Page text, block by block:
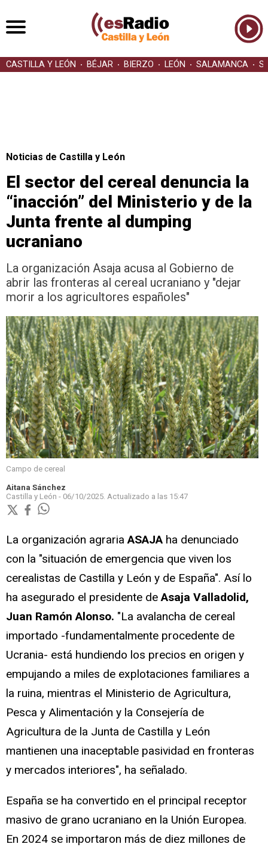
CASTILLA Y LEÓN BÉJAR BIERZO LEÓN SALAMANCA
Noticias de Castilla y León
El sector del cereal denuncia la
“inacción” del Ministerio y de la
Junta frente al dumping
ucraniano
La organización Asaja acusa al Gobierno de
abrir las fronteras al cereal ucraniano y "dejar
morir a los agricultores españoles"
Campo de cereal
Aitana Sánchez
Castilla y León - 06/10/2025. Actualizado a las 15:47
La organización agraria ASAJA ha denunciado
con la "situación de emergencia que viven los
cerealistas de Castilla y León y de España". Así lo
ha asegurado el presidente de Asaja Valladolid,
Juan Ramón Alonso. "La avalancha de cereal
importado -fundamentalmente procedente de
Ucrania- está hundiendo los precios en origen y
empujando a miles de explotaciones familiares a
la ruina, mientras el Ministerio de Agricultura,
Pesca y Alimentación y la Consejería de
Agricultura de la Junta de Castilla y León
mantienen una inaceptable pasividad en fronteras
y mercados interiores", ha señalado.
España se ha convertido en el principal receptor
masivo de grano ucraniano en la Unión Europea.
En 2024 se importaron más de diez millones de